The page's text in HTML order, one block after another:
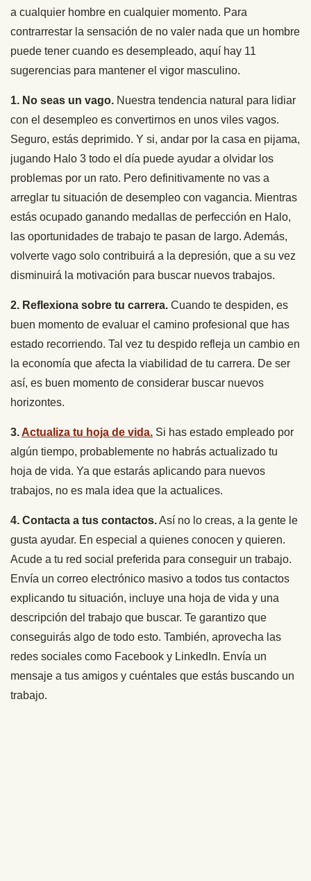
a cualquier hombre en cualquier momento. Para
contrarrestar la sensación de no valer nada que un hombre
puede tener cuando es desempleado, aquí hay 11
sugerencias para mantener el vigor masculino.
1. No seas un vago. Nuestra tendencia natural para lidiar
con el desempleo es convertirnos en unos viles vagos.
Seguro, estás deprimido. Y si, andar por la casa en pijama,
jugando Halo 3 todo el día puede ayudar a olvidar los
problemas por un rato. Pero definitivamente no vas a
arreglar tu situación de desempleo con vagancia. Mientras
estás ocupado ganando medallas de perfección en Halo,
las oportunidades de trabajo te pasan de largo. Además,
volverte vago solo contribuirá a la depresión, que a su vez
disminuirá la motivación para buscar nuevos trabajos.
2. Reflexiona sobre tu carrera. Cuando te despiden, es
buen momento de evaluar el camino profesional que has
estado recorriendo. Tal vez tu despido refleja un cambio en
la economía que afecta la viabilidad de tu carrera. De ser
así, es buen momento de considerar buscar nuevos
horizontes.
3. Actualiza tu hoja de vida. Si has estado empleado por
algún tiempo, probablemente no habrás actualizado tu
hoja de vida. Ya que estarás aplicando para nuevos
trabajos, no es mala idea que la actualices.
4. Contacta a tus contactos.Así no lo creas, a la gente le
gusta ayudar. En especial a quienes conocen y quieren.
Acude a tu red social preferida para conseguir un trabajo.
Envía un correo electrónico masivo a todos tus contactos
explicando tu situación, incluye una hoja de vida y una
descripción del trabajo que buscar. Te garantizo que
conseguirás algo de todo esto. También, aprovecha las
redes sociales como Facebook y LinkedIn. Envía un
mensaje a tus amigos y cuéntales que estás buscando un
trabajo.